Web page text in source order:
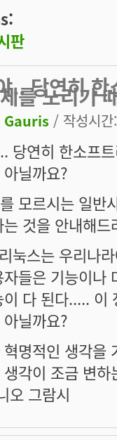
판
.. 당연히 한
를 노리기
Gauris / 작성시
당연히 한소프
닐까요?
모르시는 일반
는 것을 안내해
눅스는 우리나
자들은 기능이나
다 된다..... 이
닐까요?
명적인 생각을
생각이 조금 변
오 그람시